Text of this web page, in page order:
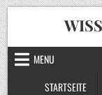
Skip
to
content
MENU
STARTSEITE